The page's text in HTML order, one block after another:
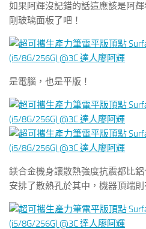
如果阿輝沒記錯的話這應該是阿
剛玻璃面板了吧！
是電腦，也是平版！
鎂合金機身讓散熱強度抗震都比
安排了散熱孔於其中，機器頂端